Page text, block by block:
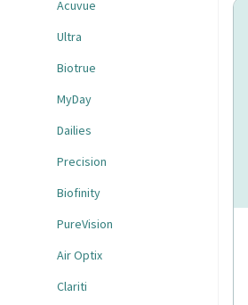
Acuvue
Ultra
Biotrue
MyDay
Dailies
Precision
Biofinity
PureVision
Air Optix
Clariti